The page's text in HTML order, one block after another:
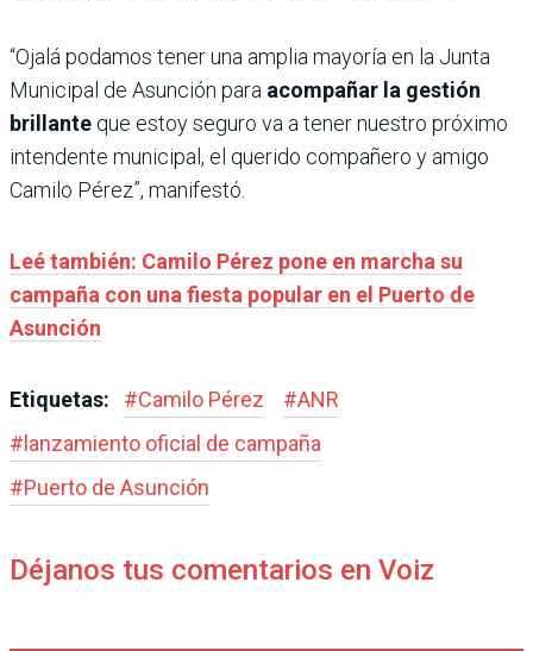
“Ojalá podamos tener una amplia mayoría en la Junta
Municipal de Asunción para acompañar la gestión
brillante que estoy seguro va a tener nuestro próximo
intendente municipal, el querido compañero y amigo
Camilo Pérez”, manifestó.
Leé también: Camilo Pérez pone en marcha su
campaña con una fiesta popular en el Puerto de
Asunción
Etiquetas: #Camilo Pérez #ANR
# lanzamiento oficial de campaña
#Puerto de Asunción
Déjanos tus comentarios en Voiz